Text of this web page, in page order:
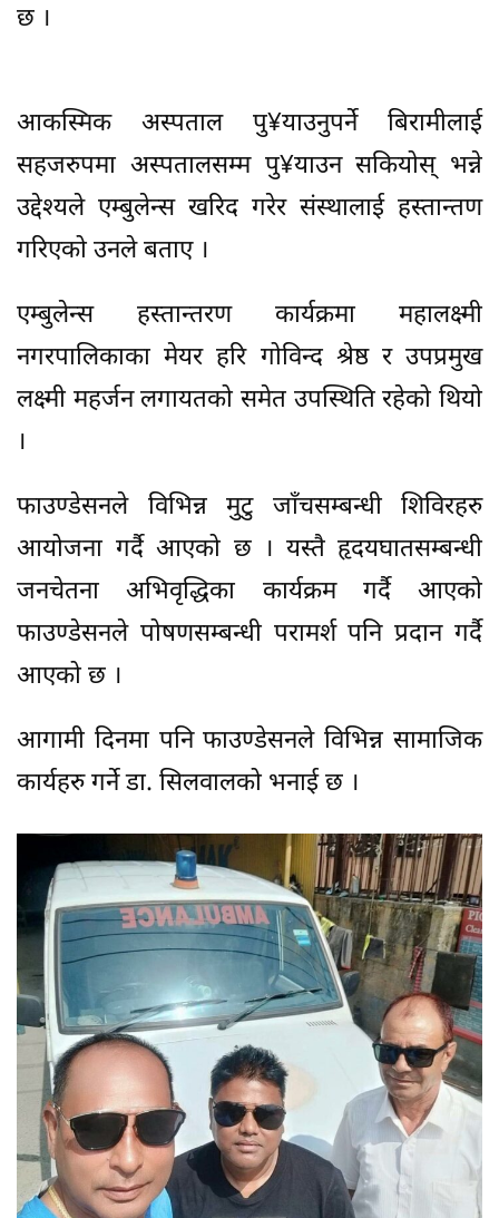
छ ।
आकस्मिक अस्पताल पु¥याउनुपर्ने बिरामीलाई
सहजरुपमा अस्पतालसम्म पु¥याउन सकियोस् भन्ने
उद्देश्यले एम्बुलेन्स खरिद गरेर संस्थालाई हस्तान्तण
गरिएको उनले बताए ।
एम्बुलेन्स हस्तान्तरण कार्यक्रमा महालक्ष्मी
नगरपालिकाका मेयर हरि गोविन्द श्रेष्ठ र उपप्रमुख
लक्ष्मी महर्जन लगायतको समेत उपस्थिति रहेको थियो
।
फाउण्डेसनले विभिन्न मुटु जाँचसम्बन्धी शिविरहरु
आयोजना गर्दै आएको छ । यस्तै हृदयघातसम्बन्धी
जनचेतना अभिवृद्धिका कार्यक्रम गर्दै आएको
फाउण्डेसनले पोषणसम्बन्धी परामर्श पनि प्रदान गर्दै
आएको छ ।
आगामी दिनमा पनि फाउण्डेसनले विभिन्न सामाजिक
कार्यहरु गर्ने डा. सिलवालको भनाई छ ।